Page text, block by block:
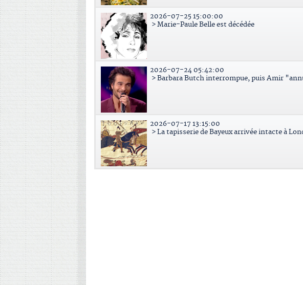
2026-07-25 15:00:00
> Marie-Paule Belle est décédée
2026-07-24 05:42:00
> Barbara Butch interrompue, puis Amir
2026-07-17 13:15:00
> La tapisserie de Bayeux arrivée intacte à